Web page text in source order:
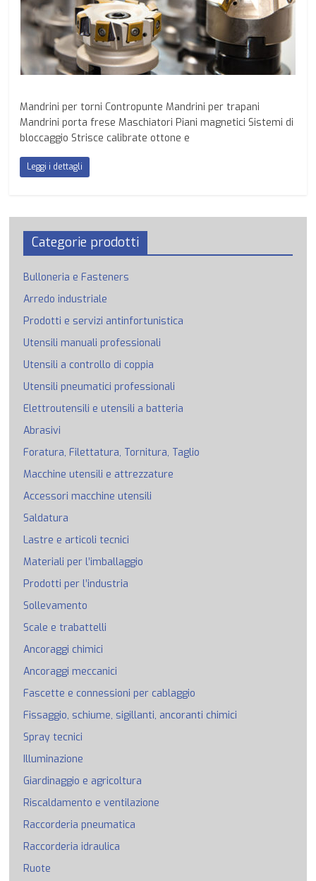
Mandrini per torni Contropunte Mandrini per trapani
Mandrini porta frese Maschiatori Piani magnetici Sistemi di
bloccaggio Strisce calibrate ottone e
Leggi i dettagli
Categorie prodotti
Bulloneria e Fasteners
Arredo industriale
Prodotti e servizi antinfortunistica
Utensili manuali professionali
Utensili a controllo di coppia
Utensili pneumatici professionali
Elettroutensili e utensili a batteria
Abrasivi
Foratura, Filettatura, Tornitura, Taglio
Macchine utensili e attrezzature
Accessori macchine utensili
Saldatura
Lastre e articoli tecnici
Materiali per l’imballaggio
Prodotti per l’industria
Sollevamento
Scale e trabattelli
Ancoraggi chimici
Ancoraggi meccanici
Fascette e connessioni per cablaggio
Fissaggio, schiume, sigillanti, ancoranti chimici
Spray tecnici
Illuminazione
Giardinaggio e agricoltura
Riscaldamento e ventilazione
Raccorderia pneumatica
Raccorderia idraulica
Ruote